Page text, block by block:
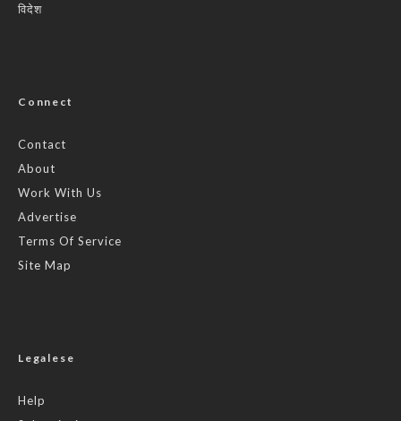
विदेश
Connect
Contact
About
Work With Us
Advertise
Terms Of Service
Site Map
Legalese
Help